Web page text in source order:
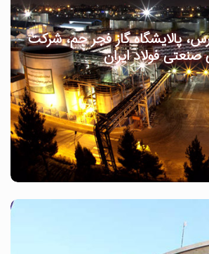
پالایشگاه گاز فجر جم، شرکت
صنعتی فولاد ایران